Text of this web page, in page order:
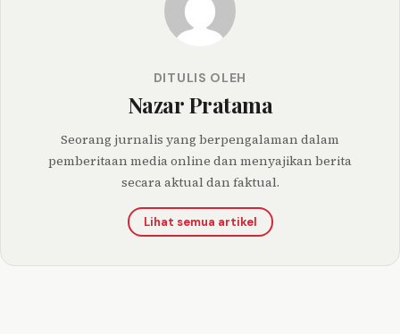
DITULIS OLEH
Nazar Pratama
Seorang jurnalis yang berpengalaman dalam
pemberitaan media online dan menyajikan berita
secara aktual dan faktual.
Lihat semua artikel